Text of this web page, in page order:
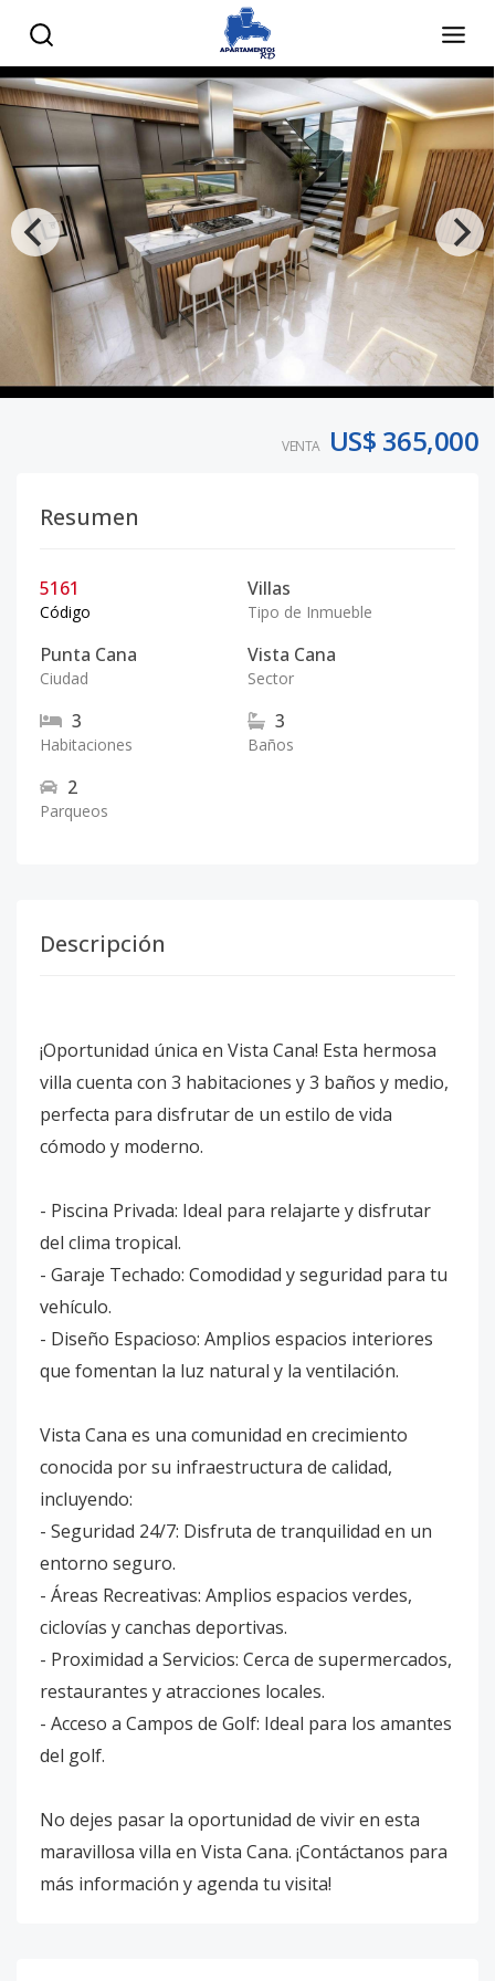
VENTA US$ 365,000
Resumen
5161
Código
Villas
Tipo de Inmueble
Punta Cana
Ciudad
Vista Cana
Sector
3
Habitaciones
3
Baños
2
Parqueos
Descripción
¡Oportunidad única en Vista Cana! Esta hermosa
villa cuenta con 3 habitaciones y 3 baños y medio,
perfecta para disfrutar de un estilo de vida
cómodo y moderno.
- Piscina Privada: Ideal para relajarte y disfrutar
del clima tropical.
- Garaje Techado: Comodidad y seguridad para tu
vehículo.
- Diseño Espacioso: Amplios espacios interiores
que fomentan la luz natural y la ventilación.
Vista Cana es una comunidad en crecimiento
conocida por su infraestructura de calidad,
incluyendo:
- Seguridad 24/7: Disfruta de tranquilidad en un
entorno seguro.
- Áreas Recreativas: Amplios espacios verdes,
ciclovías y canchas deportivas.
- Proximidad a Servicios: Cerca de supermercados,
restaurantes y atracciones locales.
- Acceso a Campos de Golf: Ideal para los amantes
del golf.
No dejes pasar la oportunidad de vivir en esta
maravillosa villa en Vista Cana. ¡Contáctanos para
más información y agenda tu visita!